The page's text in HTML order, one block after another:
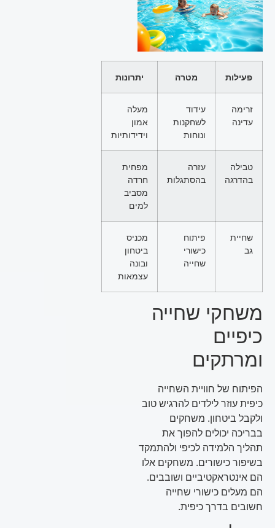
פעילות מטרה יתרונות
זרימה
עדינה
עידוד
לשחקנות
ונוחות
מעלה
אמון
וידידותיות
טבילה
בהדרגה
עזרה
בהסתגלות
מפחית
חרדה
מסביב
למים
שחיית
גב
פיתוח
כישורי
שחייה
מכניס
ביטחון
ובונה
עצמאות
משחקי שחייה
כיפיים
ומרתקים
הפיתוח של חוויית השחייה
כיפית עוזר לילדים להרגיש טוב
ולקבל ביטחון. משחקים
בבריכה יכולים להפוך את
תהליך הלמידה לכיפי ולהתמקד
בשיפור כישורים. משחקים אלו
הם אינטראקטיביים ושובבים.
הם מעלים כישורי שחייה
חשובים בדרך כיפית.